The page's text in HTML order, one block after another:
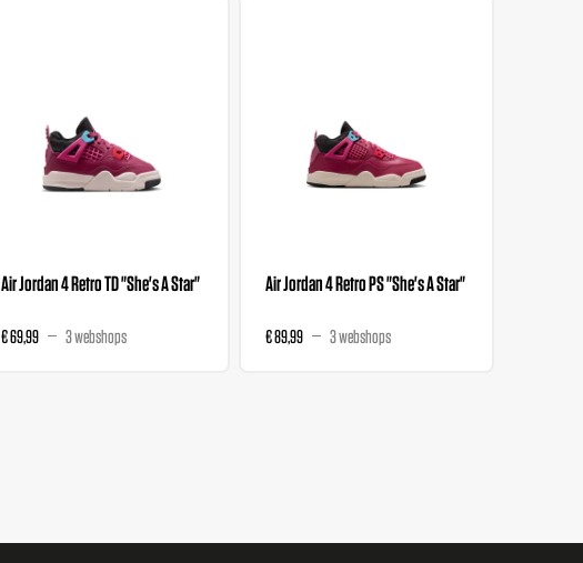
Air Jordan 4 Retro TD "She's A Star"
€ 69,99 3 webshops
Air Jordan 4 Retro PS "She's A Star"
€ 89,99 3 webshops